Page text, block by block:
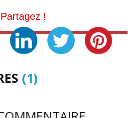
Partagez !
(1)